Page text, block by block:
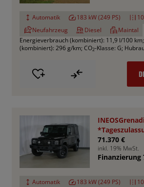
Automatik 183 kW (249 PS)
Neufahrzeug
Diesel
Maintal
Energieverbrauch (kombiniert): 11,9 l/100 km;
(kombiniert): 296 g/km; CO2-Klasse: G;
UPE : 78.050,- €
71.370 €
inkl. 19% MwSt.
Finanzierung
Automatik 183 kW (249 PS)